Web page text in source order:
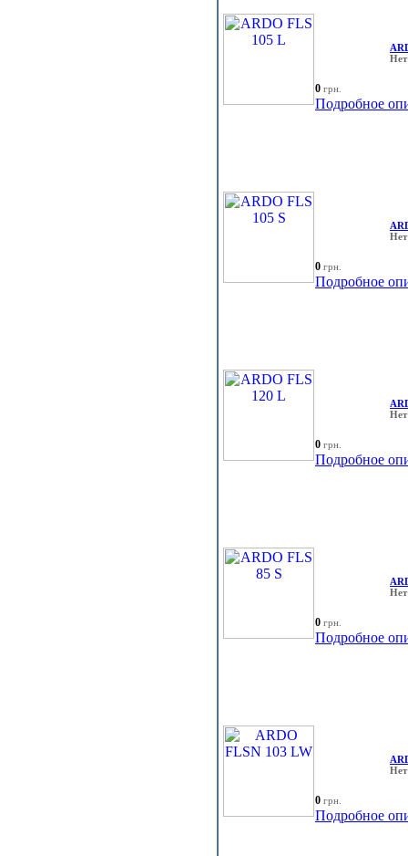
0 грн.
Подробное
0 грн.
Подробное
0 грн.
Подробное
0 грн.
Подробное
0 грн.
Подробное